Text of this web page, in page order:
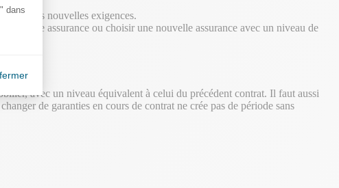
à vos nouvelles exigences.
votre assurance ou choisir une nouvelle assurance avec un niveau de
avec un niveau équivalent à celui du précédent contrat. Il faut aussi
de garanties en cours de contrat ne crée pas de période sans